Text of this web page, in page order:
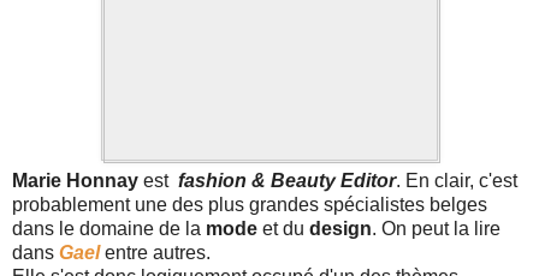
Marie Honnay est fashion & Beauty Editor. En clair, c'est
probablement une des plus grandes spécialistes belges
dans le domaine de la mode et du design. On peut la lire
dans Gaelentre autres.